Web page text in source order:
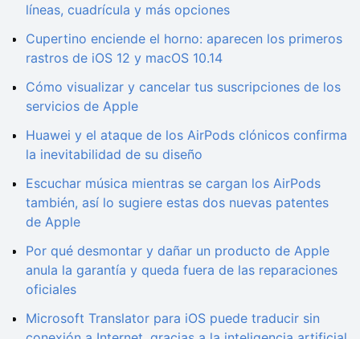
líneas, cuadrícula y más opciones
Cupertino enciende el horno: aparecen los primeros
rastros de iOS 12 y macOS 10.14
Cómo visualizar y cancelar tus suscripciones de los
servicios de Apple
Huawei y el ataque de los AirPods clónicos confirma
la inevitabilidad de su diseño
Escuchar música mientras se cargan los AirPods
también, así lo sugiere estas dos nuevas patentes
de Apple
Por qué desmontar y dañar un producto de Apple
anula la garantía y queda fuera de las reparaciones
oficiales
Microsoft Translator para iOS puede traducir sin